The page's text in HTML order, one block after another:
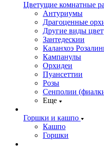
Цветущие комнатные
Антуриумы
Драгоценные
Другие виды
Зантедескии
Каланхоэ
Кампанулы
Орхидеи
Пуансеттии
Розы
Сенполии
Еще
Горшки и кашпо
Кашпо
Горшки